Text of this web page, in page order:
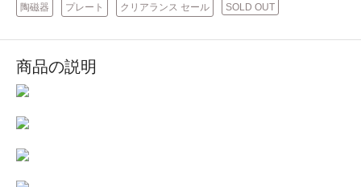
陶磁器 プレート クリアランス セール SOLD OUT
商品の説明